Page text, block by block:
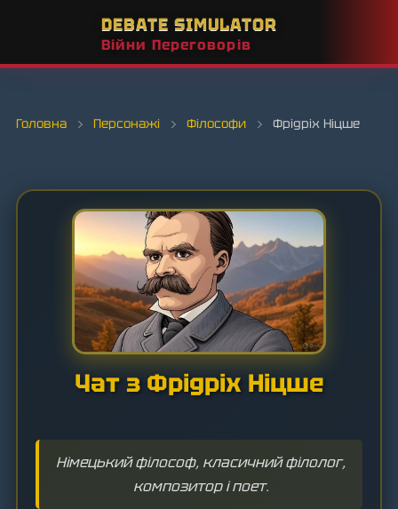
DEBATE SIMULATOR
Війни Переговорів
Головна › Персонажі › Філософи › Фрідріх Ніцше
Чат з Фрідріх Ніцше
Німецький філософ, класичний філолог,
композитор і поет.